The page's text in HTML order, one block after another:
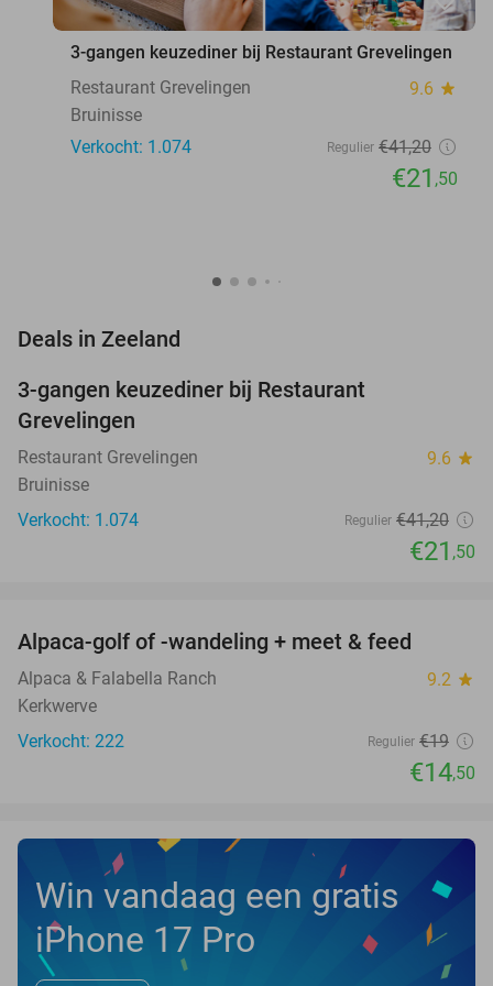
3-gangen keuzediner bij Restaurant Grevelingen
Restaurant Grevelingen
9.6 star
Bruinisse
Verkocht: 1.074
Regulier €41,20
€21 ,50
Deals in Zeeland
3-gangen keuzediner bij Restaurant
Grevelingen
Restaurant Grevelingen 9.6 star
Bruinisse
Verkocht: 1.074
Regulier €41,20
€21 ,50
Alpaca-golf of -wandeling + meet & feed
Alpaca & Falabella Ranch 9.2 star
Kerkwerve
Verkocht: 222
Regulier €19
€14,50
Win vandaag een gratis
iPhone 17 Pro